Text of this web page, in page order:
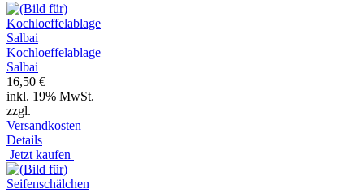
Kochloeffelablage
Salbai
16,50 €
inkl. 19% MwSt.
zzgl.
Versandkosten
Details
Jetzt kaufen